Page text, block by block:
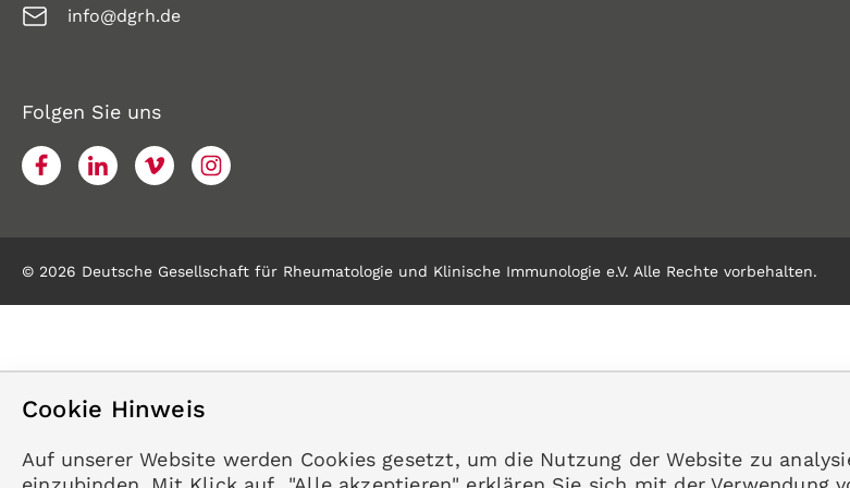
info@dgrh.de
Folgen Sie uns
© 2026 Deutsche Gesellschaft für Rheumatologie und Klinische Immunologie e.V. Alle Rechte vorbehalten.
Cookie Hinweis
Auf unserer Website werden Cookies gesetzt, um die Nutzung der Website zu